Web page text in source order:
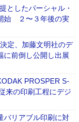
としたパーシャル・
始 ２〜３年後の実
定、加藤文明社のデ
前倒し公開し出展
PROSPER S-
来の印刷工程にデジ
バリアブル印刷に対